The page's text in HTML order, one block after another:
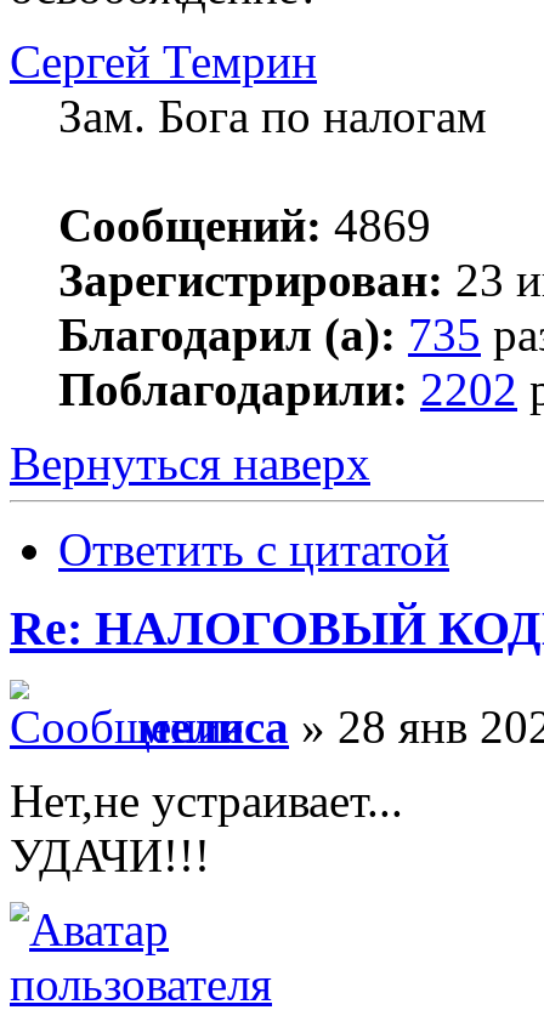
Сергей Темрин
Зам. Бога по налогам
Сообщений: 4869
Зарегистрирован: 23
Благодарил (а): 735
Поблагодарили: 2202
Вернуться наверх
Ответить с цитатой
Re: НАЛОГОВЫЙ
мелиса » 28 янв
Нет,не устраивает...
УДАЧИ!!!